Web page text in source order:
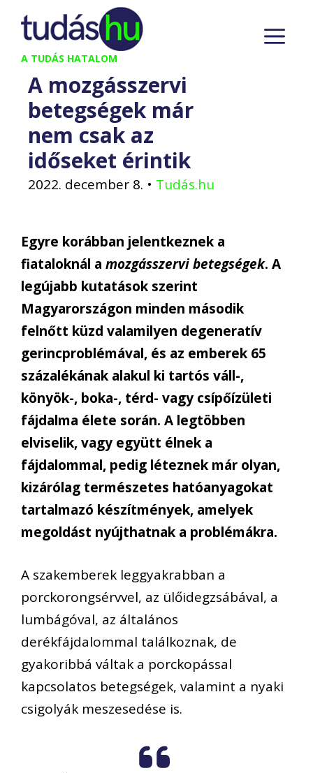
Kilépés
tartalomba
A TUDÁS HATALOM
A mozgásszervi
betegségek már
nem csak az
időseket érintik
2022. december 8. • Tudás.hu
Egyre korábban jelentkeznek a
fiataloknál a mozgásszervi betegségek. A
legújabb kutatások szerint
Magyarországon minden második
felnőtt küzd valamilyen degeneratív
gerincproblémával, és az emberek 65
százalékának alakul ki tartós váll-,
könyök-, boka-, térd- vagy csípőízületi
fájdalma élete során. A legtöbben
elviselik, vagy együtt élnek a
fájdalommal, pedig léteznek már olyan,
kizárólag természetes hatóanyagokat
tartalmazó készítmények, amelyek
megoldást nyújthatnak a problémákra.
A szakemberek leggyakrabban a
porckorongsérvvel, az ülőidegzsábával, a
lumbágóval, az általános
derékfájdalommal találkoznak, de
gyakoribbá váltak a porckopással
kapcsolatos betegségek, valamint a nyaki
csigolyák meszesedése is.